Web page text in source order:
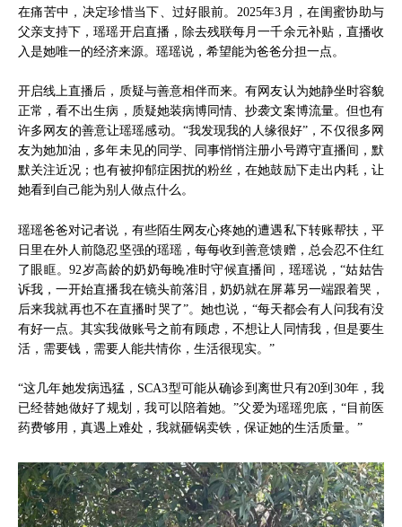
在痛苦中，决定珍惜当下、过好眼前。2025年3月，在闺蜜协助与
父亲支持下，瑶瑶开启直播，除去残联每月一千余元补贴，直播收
入是她唯一的经济来源。瑶瑶说，希望能为爸爸分担一点。
开启线上直播后，质疑与善意相伴而来。有网友认为她静坐时容貌
正常，看不出生病，质疑她装病博同情、抄袭文案博流量。但也有
许多网友的善意让瑶瑶感动。“我发现我的人缘很好”，不仅很多网
友为她加油，多年未见的同学、同事悄悄注册小号蹲守直播间，默
默关注近况；也有被抑郁症困扰的粉丝，在她鼓励下走出内耗，让
她看到自己能为别人做点什么。
瑶瑶爸爸对记者说，有些陌生网友心疼她的遭遇私下转账帮扶，平
日里在外人前隐忍坚强的瑶瑶，每每收到善意馈赠，总会忍不住红
了眼眶。92岁高龄的奶奶每晚准时守候直播间，瑶瑶说，“姑姑告
诉我，一开始直播我在镜头前落泪，奶奶就在屏幕另一端跟着哭，
后来我就再也不在直播时哭了”。她也说，“每天都会有人问我有没
有好一点。其实我做账号之前有顾虑，不想让人同情我，但是要生
活，需要钱，需要人能共情你，生活很现实。”
“这几年她发病迅猛，SCA3型可能从确诊到离世只有20到30年，我
已经替她做好了规划，我可以陪着她。”父爱为瑶瑶兜底，“目前医
药费够用，真遇上难处，我就砸锅卖铁，保证她的生活质量。”